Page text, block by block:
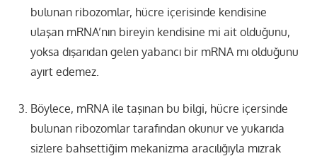
bulunan ribozomlar, hücre içerisinde kendisine
ulaşan mRNA’nın bireyin kendisine mi ait olduğunu,
yoksa dışarıdan gelen yabancı bir mRNA mı olduğunu
ayırt edemez.
Böylece, mRNA ile taşınan bu bilgi, hücre içersinde
bulunan ribozomlar tarafından okunur ve yukarıda
sizlere bahsettiğim mekanizma aracılığıyla mızrak